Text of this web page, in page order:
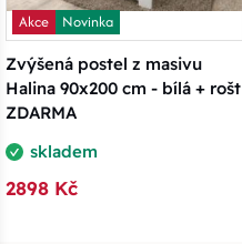
Akce
Novinka
Zvýšená postel z masivu
Halina 90x200 cm - bílá + rošt
ZDARMA
skladem
2898 Kč